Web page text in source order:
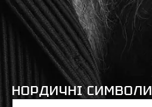
НОРДИЧНІ СИМВОЛИ